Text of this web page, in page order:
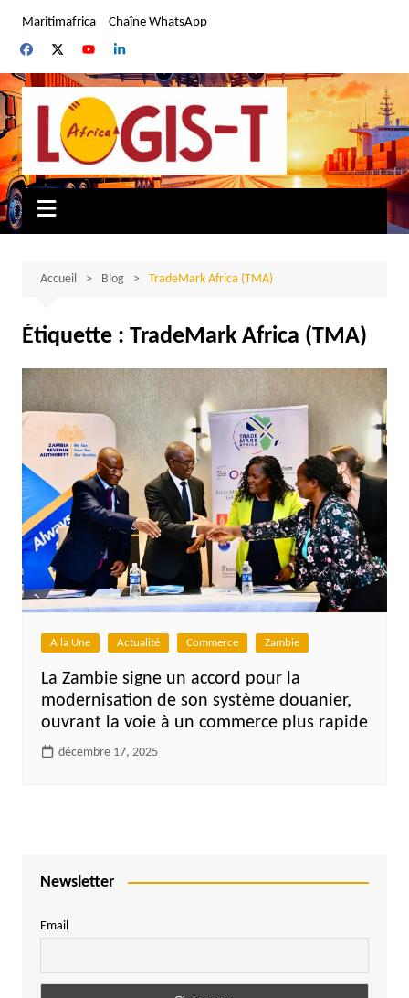
contenu
Maritimafrica Chaîne WhatsApp
Accueil Blog TradeMark Africa (TMA)
Étiquette : TradeMark Africa (TMA)
A la Une Actualité Commerce Zambie
La Zambie signe un accord pour la
modernisation de son système douanier,
ouvrant la voie à un commerce plus rapide
décembre 17, 2025
Newsletter
Email